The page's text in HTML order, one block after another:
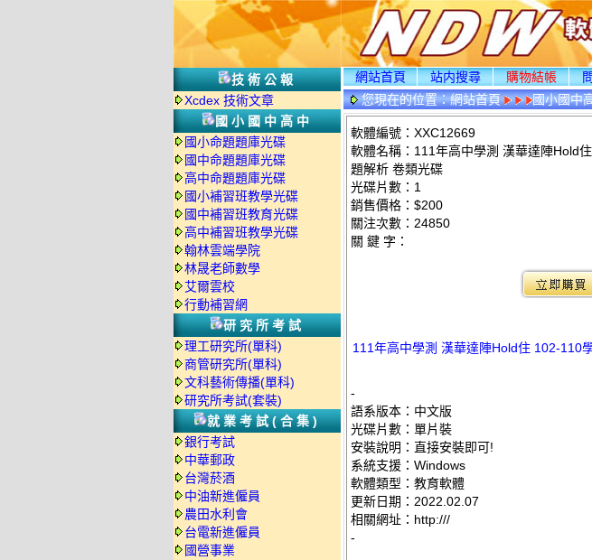
技術公報
Xcdex 技術文章
國小國中高中
國小命題題庫光碟
國中命題題庫光碟
高中命題題庫光碟
國小補習班教學光碟
國中補習班教育光碟
高中補習班教學光碟
翰林雲端學院
林晟老師數學
艾爾雲校
行動補習網
研究所考試
理工研究所(單科)
商管研究所(單科)
文科藝術傳播(單科)
研究所考試(套裝)
就業考試(合集)
銀行考試
中華郵政
台灣菸酒
中油新進僱員
農田水利會
台電新進僱員
國營事業
網站首頁 站内搜尋 購物結帳
您現在的位置：網站首頁 國小國中
軟體編號：XXC12669
軟體名稱：111年高中學測 漢華達陣Hold
題解析 卷類光碟
光碟片數：1
銷售價格：$200
關注次數： 24850
關 鍵 字：
111年高中學測 漢華達陣Hold住 102-110
-
語系版本：中文版
光碟片數：單片裝
安裝說明：直接安裝即可!
系統支援：Windows
軟體類型：教育軟體
更新日期：2022.02.07
相關網址：http:///
-